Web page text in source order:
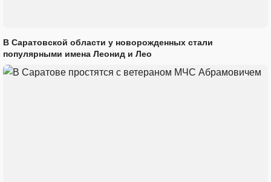
В Саратовской области у новорожденных стали
популярными имена Леонид и Лео